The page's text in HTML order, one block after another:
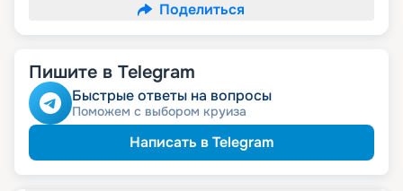
Поделиться
Пишите в Telegram
Быстрые ответы на вопросы
Поможем с выбором круиза
Написать в Telegram